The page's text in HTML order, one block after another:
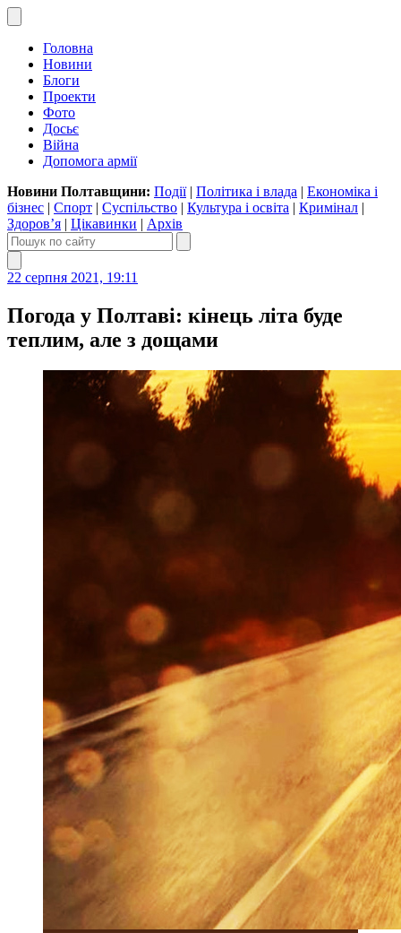
Головна
Новини
Блоги
Проекти
Фото
Досьє
Війна
Допомога армії
Новини Полтавщини: Події| Політика і влада | Економіка і
бізнес | Спорт | Суспільство | Культура і освіта | Кримінал |
Здоров’я | Цікавинки | Архів
22 серпня 2021, 19:11
Погода у Полтаві: кінець літа буде
теплим, але з дощами